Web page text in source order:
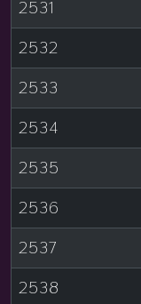
2531
2532
2533
2534
2535
2536
2537
2538